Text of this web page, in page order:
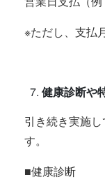
※ただし、支払
健康診断や
引き続き実施
す。
■健康診断